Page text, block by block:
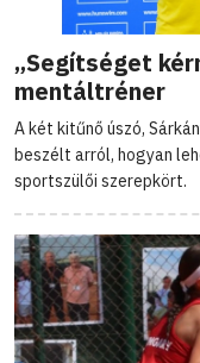
„Segítséget
mentáltréner
A két kitűnő úszó,
beszélt arról, hogyan
sportszülői szerepkört.